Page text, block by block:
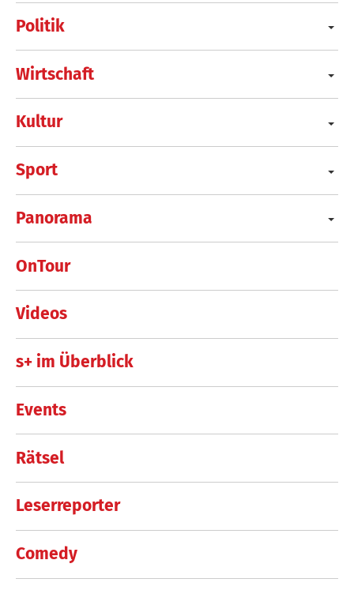
Politik
Wirtschaft
Kultur
Sport
Panorama
OnTour
Videos
s+ im Überblick
Events
Rätsel
Leserreporter
Comedy